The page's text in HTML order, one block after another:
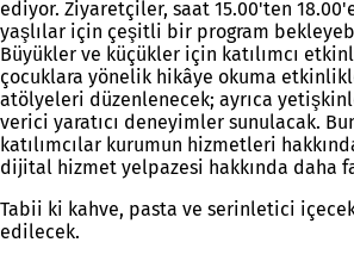
ediyor. Ziyaretçiler, saat 15.00'ten
yaşlılar için çeşitli bir program
Büyükler ve küçükler için katılımcı
çocuklara yönelik hikâye okuma
atölyeleri düzenlenecek; ayrıca
verici yaratıcı deneyimler sunulacak.
katılımcılar kurumun hizmetleri
dijital hizmet yelpazesi hakkında daha
Tabii ki kahve, pasta ve serinletici
edilecek.